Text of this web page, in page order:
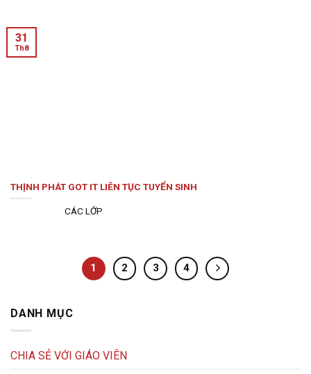
DANH MỤC
CHIA SẺ VỚI GIÁO VIÊN
THỊNH PHÁT GOT IT LIÊN TỤC TUYỂN SINH
CÁC LỚP
31
Th8
1 2 3 4